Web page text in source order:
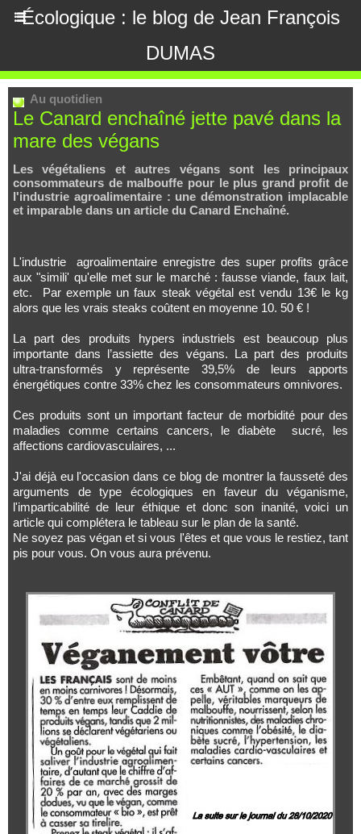
Écologique : le blog de Jean François
DUMAS
Au quotidien
Le Canard enchaîné jette pavé dans la
mare des végans
Les végétaliens et autres végans sont les principaux
consommateurs de malbouffe pour le plus grand profit de
l'industrie agroalimentaire : une démonstration implacable
et imparable dans un article du Canard Enchaîné.
L'industrie agroalimentaire enregistre des super profits grâce
aux "simili' qu'elle met sur le marché : fausse viande, faux lait,
etc. Par exemple un faux steak végétal est vendu 13€ le kg
alors que les vrais steaks coûtent en moyenne 10. 50 € !
La part des produits hypers industriels est beaucoup plus
importante dans l’assiette des végans. La part des produits
ultra-transformés y représente 39,5% de leurs apports
énergétiques contre 33% chez les consommateurs omnivores.
Ces produits sont un important facteur de morbidité pour des
maladies comme certains cancers, le diabète sucré, les
affections cardiovasculaires, ...
J'ai déjà eu l'occasion dans ce blog de montrer la fausseté des
arguments de type écologiques en faveur du véganisme,
l'imparticabilité de leur éthique et donc son inanité, voici un
article qui complétera le tableau sur le plan de la santé.
Ne soyez pas végan et si vous l'êtes et que vous le restiez, tant
pis pour vous. On vous aura prévenu.